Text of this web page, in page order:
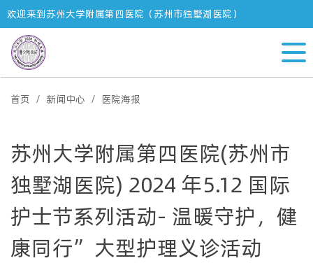
欢迎来到苏州大学附属第四医院（苏州市独墅湖医院）
首页 新闻中心 医院海报
苏州大学附属第四医院(苏州市
独墅湖医院) 2024 年5.12 国际
护士节系列活动- 温暖守护，健
康同行”大型护理义诊活动